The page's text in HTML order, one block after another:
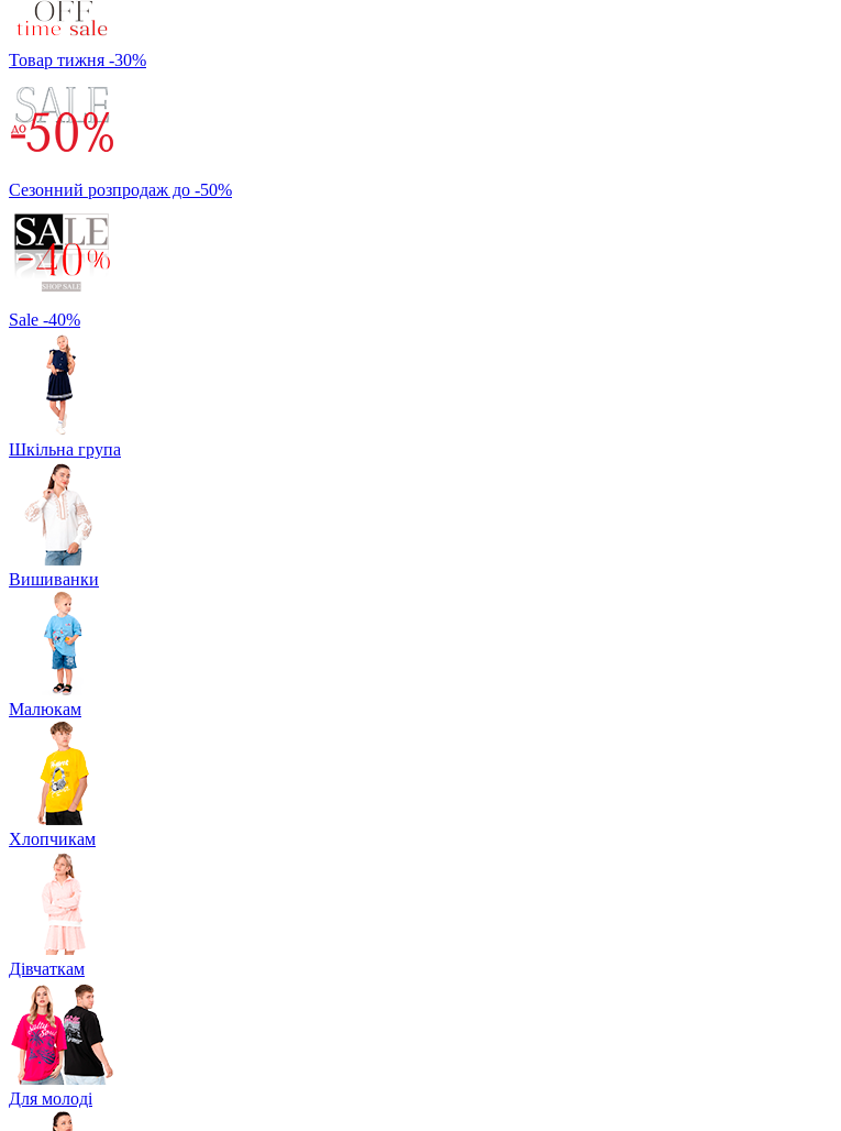
Товар тижня -30%
Сезонний розпродаж до -50%
Sale -40%
Шкільна група
Вишиванки
Малюкам
Хлопчикам
Дівчаткам
Для молоді